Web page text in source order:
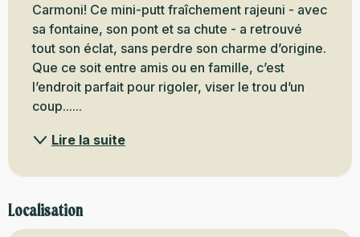
Carmoni! Ce mini-putt fraîchement rajeuni - avec
sa fontaine, son pont et sa chute - a retrouvé
tout son éclat, sans perdre son charme d’origine.
Que ce soit entre amis ou en famille, c’est
l’endroit parfait pour rigoler, viser le trou d’un
coup......
Lire la suite
Localisation